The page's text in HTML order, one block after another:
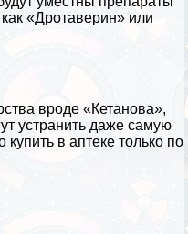
«Дротаверин» или
вроде «Кетанова»,
устранить даже самую
в аптеке только по